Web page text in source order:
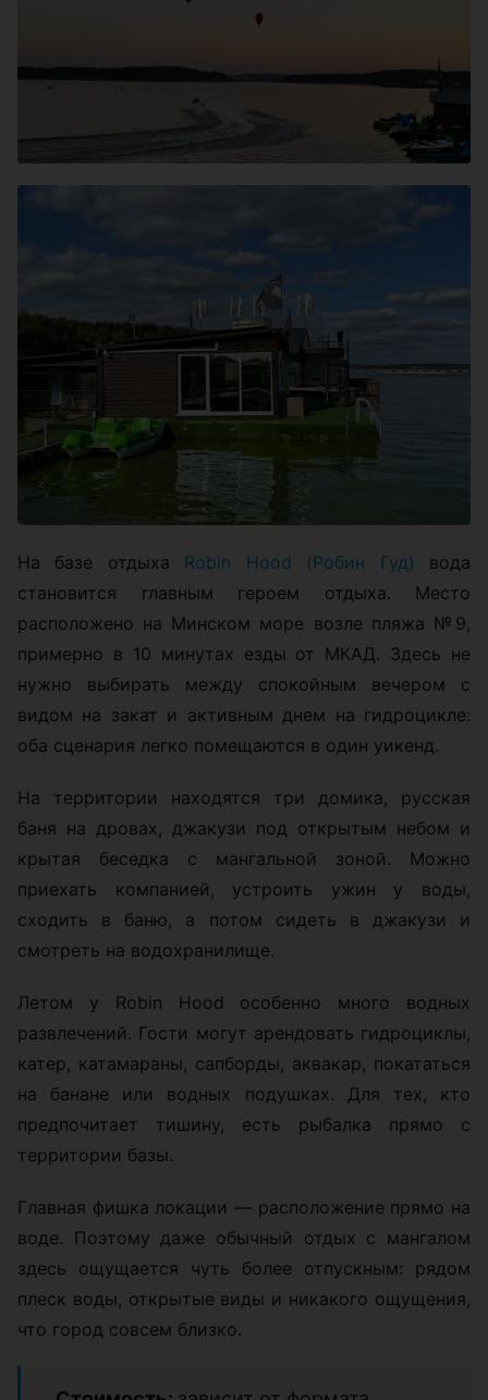
На базе отдыха Robin Hood (Робин Гуд) вода
становится главным героем отдыха. Место
расположено на Минском море возле пляжа №9,
примерно в 10 минутах езды от МКАД. Здесь не
нужно выбирать между спокойным вечером с
видом на закат и активным днем на гидроцикле:
оба сценария легко помещаются в один уикенд.
На территории находятся три домика, русская
баня на дровах, джакузи под открытым небом и
крытая беседка с мангальной зоной. Можно
приехать компанией, устроить ужин у воды,
сходить в баню, а потом сидеть в джакузи и
смотреть на водохранилище.
Летом у Robin Hood особенно много водных
развлечений. Гости могут арендовать гидроциклы,
катер, катамараны, сапборды, аквакар, покататься
на банане или водных подушках. Для тех, кто
предпочитает тишину, есть рыбалка прямо с
территории базы.
Главная фишка локации — расположение прямо на
воде. Поэтому даже обычный отдых с мангалом
здесь ощущается чуть более отпускным: рядом
плеск воды, открытые виды и никакого ощущения,
что город совсем близко.